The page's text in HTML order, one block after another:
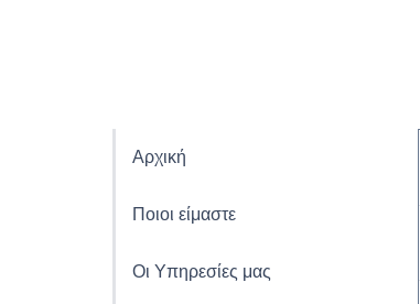
Αρχική
Ποιοι είμαστε
Οι Υπηρεσίες μας